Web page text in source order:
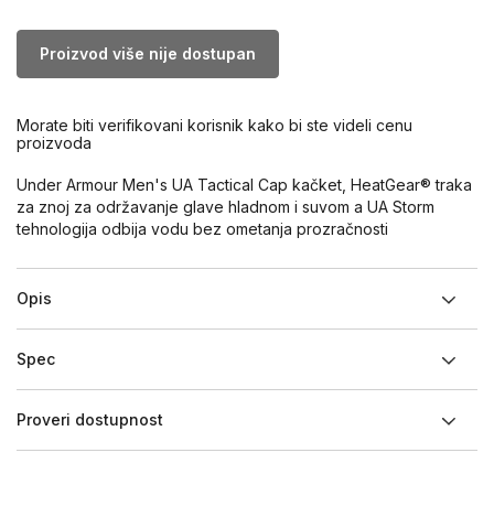
Proizvod više nije dostupan
Morate biti verifikovani korisnik kako bi ste videli cenu
proizvoda
Under Armour Men's UA Tactical Cap kačket, HeatGear® traka
za znoj za održavanje glave hladnom i suvom a UA Storm
tehnologija odbija vodu bez ometanja prozračnosti
Opis
Spec
Proveri dostupnost